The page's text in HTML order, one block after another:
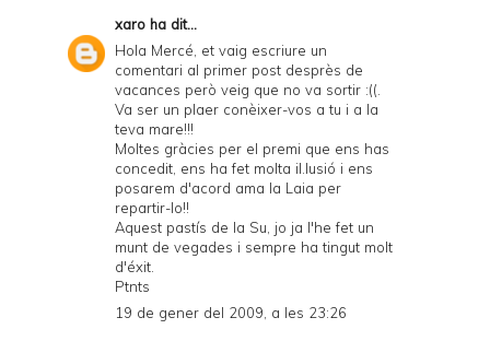
xaro ha dit...
Hola Mercé, et vaig escriure un
comentari al primer post desprès de
vacances però veig que no va sortir :((.
Va ser un plaer conèixer-vos a tu i a la
teva mare!!!
Moltes gràcies per el premi que ens has
concedit, ens ha fet molta il.lusió i ens
posarem d'acord ama la Laia per
repartir-lo!!
Aquest pastís de la Su, jo ja l'he fet un
munt de vegades i sempre ha tingut molt
d'éxit.
Ptnts
19 de gener del 2009, a les 23:26